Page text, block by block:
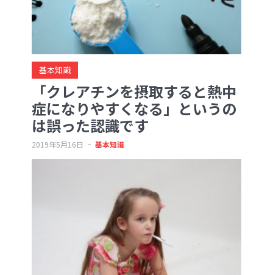
基本知識
「クレアチンを摂取すると熱中
症になりやすくなる」というの
は誤った認識です
2019年5月16日 基本知識